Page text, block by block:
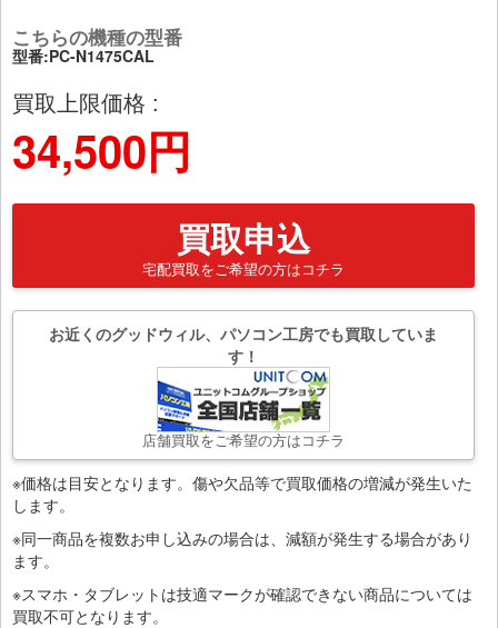
こちらの機種の型番
型番:PC-N1475CAL
買取上限価格 :
34,500円
買取申込
宅配買取をご希望の方はコチラ
お近くのグッドウィル、パソコン工房でも買取していま
す！
店舗買取をご希望の方はコチラ
※価格は目安となります。傷や欠品等で買取価格の増減が発生いた
します。
※同一商品を複数お申し込みの場合は、減額が発生する場合があり
ます。
※スマホ・タブレットは技適マークが確認できない商品については
買取不可となります。